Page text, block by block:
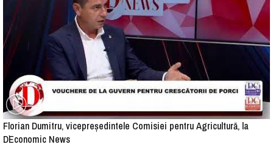
Florian Dumitru, vicepreședintele Comisiei pentru Agricultură, la
D`Economic News